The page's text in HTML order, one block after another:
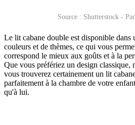
Source : Shutterstock -
Le lit cabane double est disponible dans
couleurs et de thèmes, ce qui vous
correspond le mieux aux goûts et à la
Que vous préfériez un design classique,
vous trouverez certainement un lit
parfaitement à la chambre de votre
qu'à lui.